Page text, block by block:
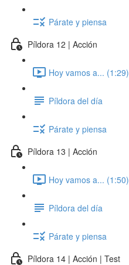
Párate y piensa
Píldora 12 | Acción
Hoy vamos a... (1:29)
Píldora del día
Párate y piensa
Píldora 13 | Acción
Hoy vamos a... (1:50)
Píldora del día
Párate y piensa
Píldora 14 | Acción | Test